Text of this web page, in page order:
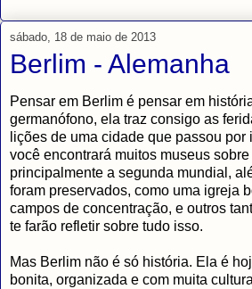
sábado, 18 de maio de 2013
Berlim - Alemanha
Pensar em Berlim é pensar em
germanófono, ela traz consigo as
lições de uma cidade que passou por
você encontrará muitos museus
principalmente a segunda mundial,
foram preservados, como uma igreja
campos de concentração, e outros
te farão refletir sobre tudo isso.
Mas Berlim não é só história. Ela é
bonita, organizada e com muita